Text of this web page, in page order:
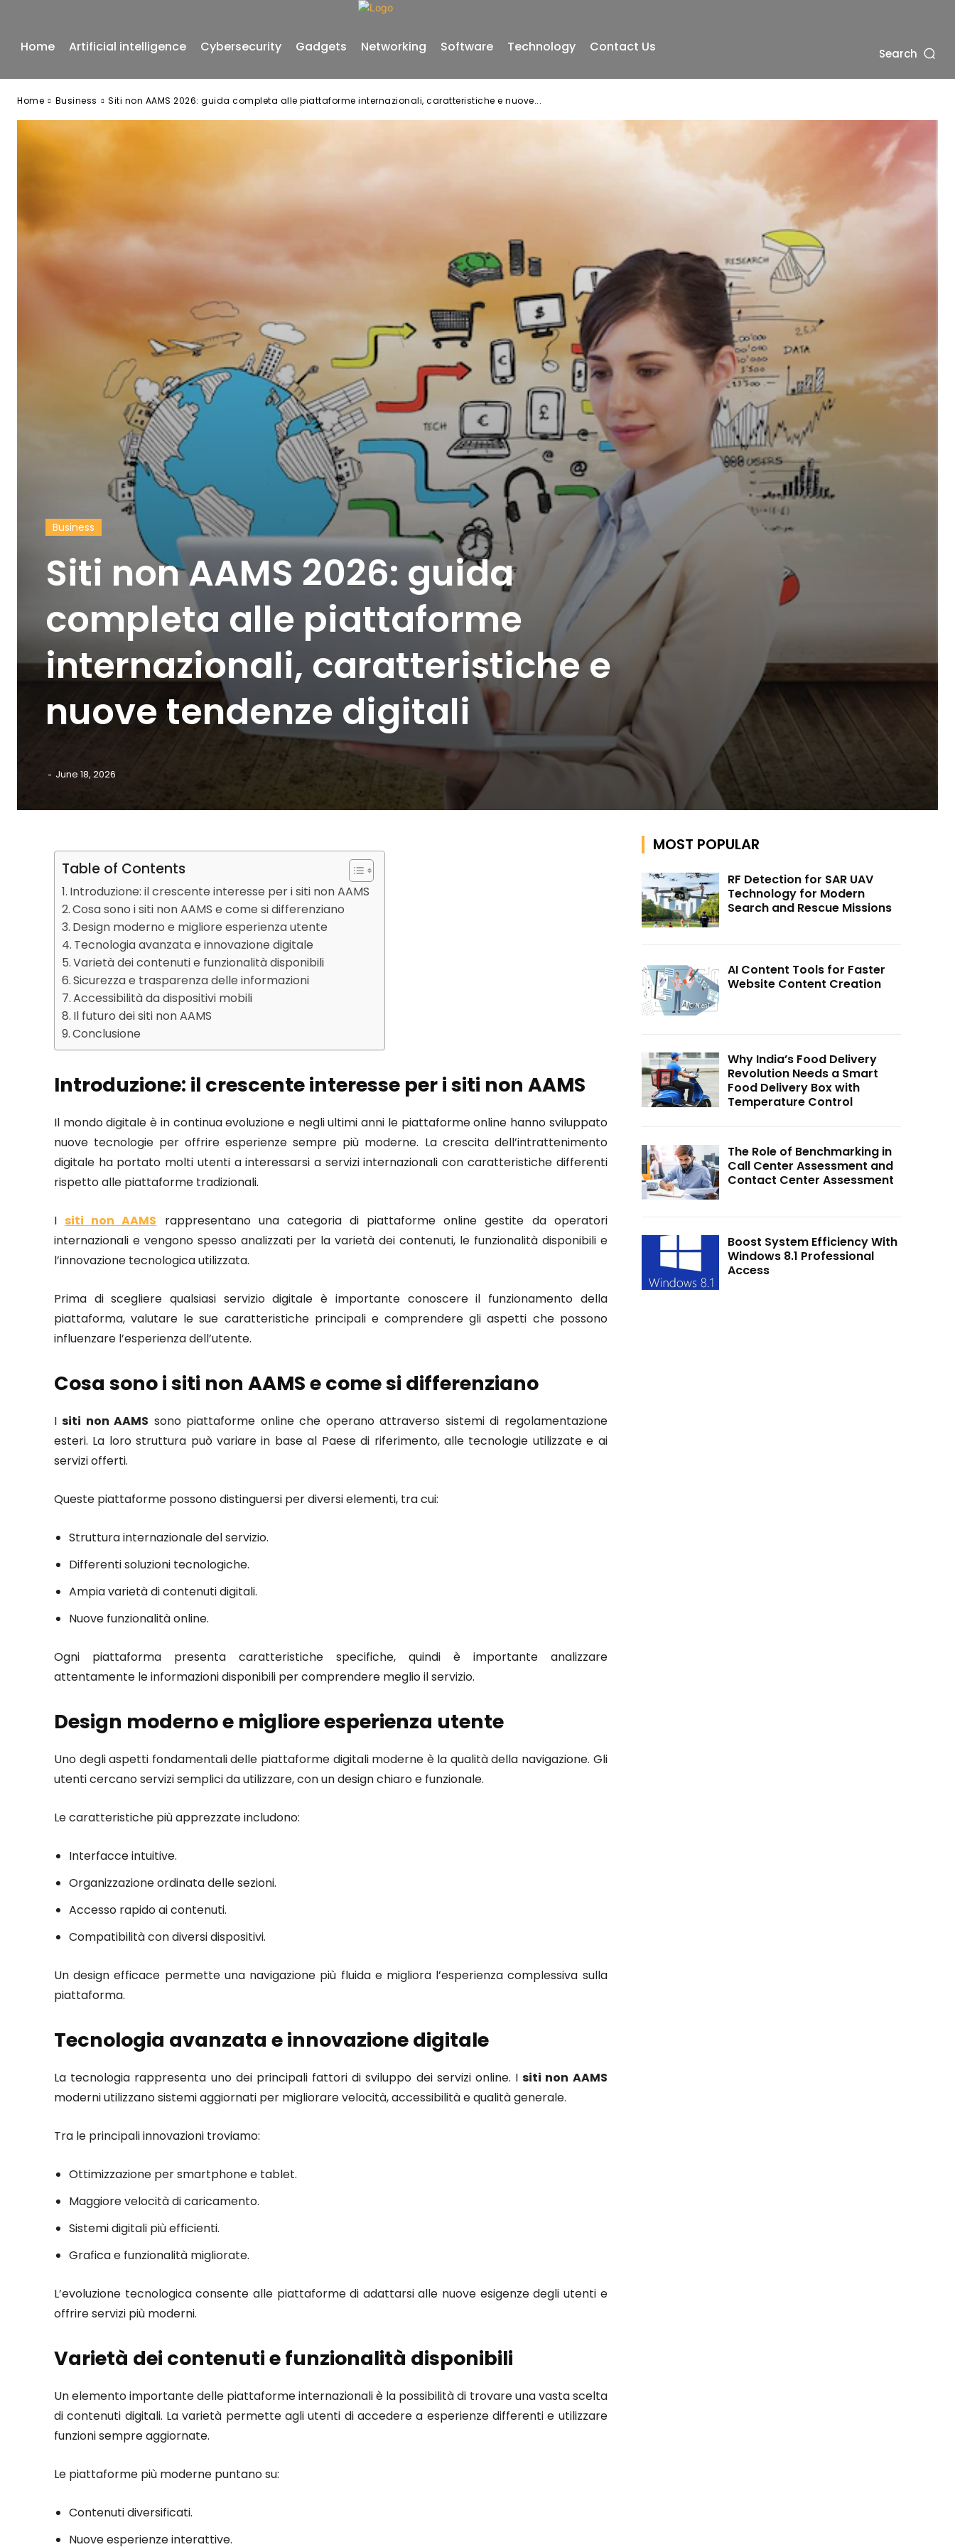
Home Artificial intelligence Cybersecurity Gadgets Networking Software Technology Contact Us Search
Home Business Siti non AAMS 2026: guida completa alle piattaforme internazionali, caratteristiche e nuove...
Business
Siti non AAMS 2026: guida
completa alle piattaforme
internazionali, caratteristiche e
nuove tendenze digitali
- June 18, 2026
Table of Contents
Introduzione: il crescente interesse per i siti non AAMS
Cosa sono i siti non AAMS e come si differenziano
Design moderno e migliore esperienza utente
Tecnologia avanzata e innovazione digitale
Varietà dei contenuti e funzionalità disponibili
Sicurezza e trasparenza delle informazioni
Accessibilità da dispositivi mobili
Il futuro dei siti non AAMS
Conclusione
Introduzione: il crescente interesse per i siti non AAMS
Il mondo digitale è in continua evoluzione e negli ultimi anni le piattaforme online hanno sviluppato
nuove tecnologie per offrire esperienze sempre più moderne. La crescita dell’intrattenimento
digitale ha portato molti utenti a interessarsi a servizi internazionali con caratteristiche differenti
rispetto alle piattaforme tradizionali.
I siti non AAMS rappresentano una categoria di piattaforme online gestite da operatori
internazionali e vengono spesso analizzati per la varietà dei contenuti, le funzionalità disponibili e
l’innovazione tecnologica utilizzata.
Prima di scegliere qualsiasi servizio digitale è importante conoscere il funzionamento della
piattaforma, valutare le sue caratteristiche principali e comprendere gli aspetti che possono
influenzare l’esperienza dell’utente.
Cosa sono i siti non AAMS e come si differenziano
Isiti non AAMS sono piattaforme online che operano attraverso sistemi di regolamentazione
esteri. La loro struttura può variare in base al Paese di riferimento, alle tecnologie utilizzate e ai
servizi offerti.
Queste piattaforme possono distinguersi per diversi elementi, tra cui:
Struttura internazionale del servizio.
Differenti soluzioni tecnologiche.
Ampia varietà di contenuti digitali.
Nuove funzionalità online.
Ogni piattaforma presenta caratteristiche specifiche, quindi è importante analizzare
attentamente le informazioni disponibili per comprendere meglio il servizio.
Design moderno e migliore esperienza utente
Uno degli aspetti fondamentali delle piattaforme digitali moderne è la qualità della navigazione. Gli
utenti cercano servizi semplici da utilizzare, con un design chiaro e funzionale.
Le caratteristiche più apprezzate includono:
Interfacce intuitive.
Organizzazione ordinata delle sezioni.
Accesso rapido ai contenuti.
Compatibilità con diversi dispositivi.
Un design efficace permette una navigazione più fluida e migliora l’esperienza complessiva sulla
piattaforma.
Tecnologia avanzata e innovazione digitale
La tecnologia rappresenta uno dei principali fattori di sviluppo dei servizi online. Isiti non AAMS
moderni utilizzano sistemi aggiornati per migliorare velocità, accessibilità e qualità generale.
Tra le principali innovazioni troviamo:
Ottimizzazione per smartphone e tablet.
Maggiore velocità di caricamento.
Sistemi digitali più efficienti.
Grafica e funzionalità migliorate.
L’evoluzione tecnologica consente alle piattaforme di adattarsi alle nuove esigenze degli utenti e
offrire servizi più moderni.
Varietà dei contenuti e funzionalità disponibili
Un elemento importante delle piattaforme internazionali è la possibilità di trovare una vasta scelta
di contenuti digitali. La varietà permette agli utenti di accedere a esperienze differenti e utilizzare
funzioni sempre aggiornate.
Le piattaforme più moderne puntano su:
Contenuti diversificati.
Nuove esperienze interattive.
MOST POPULAR
RF Detection for SAR UAV
Technology for Modern
Search and Rescue Missions
AI Content Tools for Faster
Website Content Creation
Why India’s Food Delivery
Revolution Needs a Smart
Food Delivery Box with
Temperature Control
The Role of Benchmarking in
Call Center Assessment and
Contact Center Assessment
Boost System Efficiency With
Windows 8.1 Professional
Access